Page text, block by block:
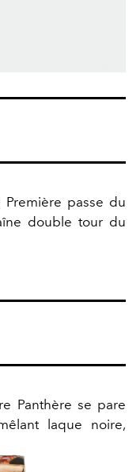
passe du
double tour du
Panthère se pare
laque noire,